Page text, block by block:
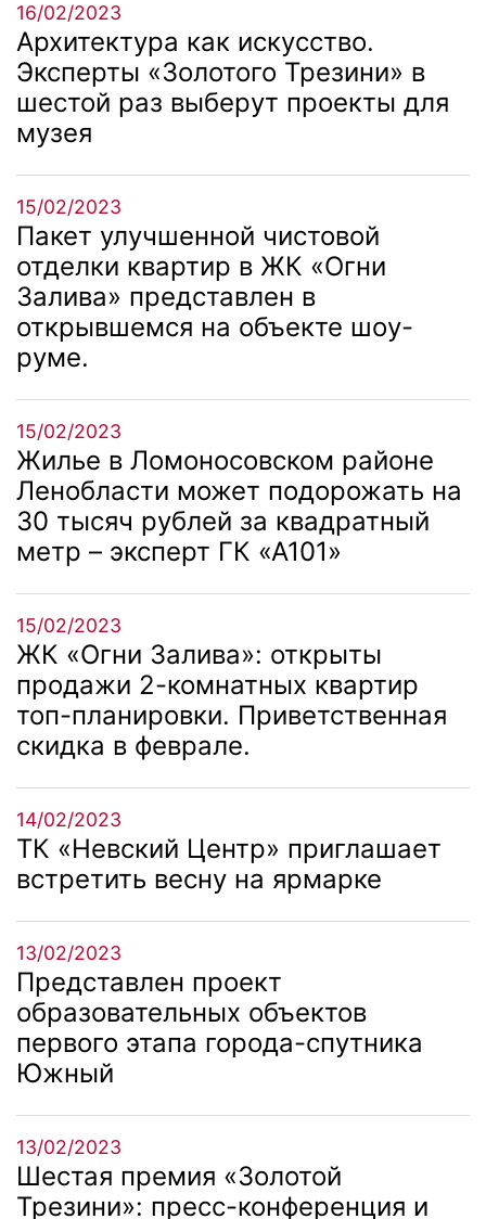
16/02/2023
Архитектура как искусство.
Эксперты «Золотого Трезини» в
шестой раз выберут проекты для
музея
15/02/2023
Пакет улучшенной чистовой
отделки квартир в ЖК «Огни
Залива» представлен в
открывшемся на объекте шоу-
руме.
15/02/2023
Жилье в Ломоносовском районе
Ленобласти может подорожать на
30 тысяч рублей за квадратный
метр – эксперт ГК «А101»
15/02/2023
ЖК «Огни Залива»: открыты
продажи 2-комнатных квартир
топ-планировки. Приветственная
скидка в феврале.
14/02/2023
ТК «Невский Центр» приглашает
встретить весну на ярмарке
13/02/2023
Представлен проект
образовательных объектов
первого этапа города-спутника
Южный
13/02/2023
Шестая премия «Золотой
Трезини»: пресс-конференция и